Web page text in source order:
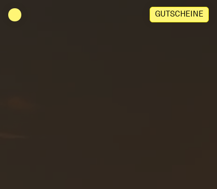
Zu Inhalt springenGUTSCHEINE